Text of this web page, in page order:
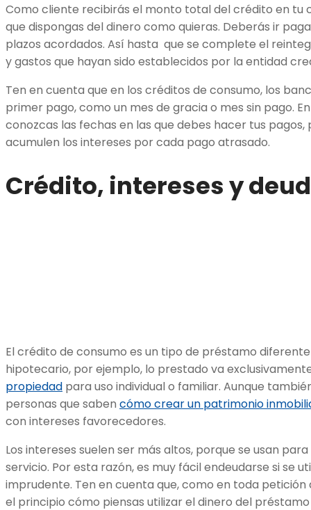
Como cliente recibirás el monto total del crédito en tu
que dispongas del dinero como quieras. Deberás ir
plazos acordados. Así hasta que se complete el
y gastos que hayan sido establecidos por la entidad
Ten en cuenta que en los créditos de consumo, los
primer pago, como un mes de gracia o mes sin pago.
conozcas las fechas en las que debes hacer tus
acumulen los intereses por cada pago atrasado.
Crédito, intereses y
El crédito de consumo es un tipo de préstamo
hipotecario, por ejemplo, lo prestado va
propiedad para uso individual o familiar. Aunque
personas que saben cómo crear un patrimonio
con intereses favorecedores.
Los intereses suelen ser más altos, porque se usan
servicio. Por esta razón, es muy fácil endeudarse si se
imprudente. Ten en cuenta que, como en toda
el principio cómo piensas utilizar el dinero del